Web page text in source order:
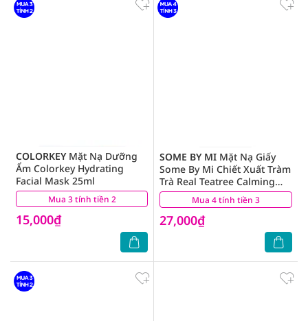
Mua 3 tính tiền 2
COLORKEYMặt Nạ Dưỡng
Ẩm Colorkey Hydrating
Facial Mask 25ml
15,000₫
(2) Mua 4 tính tiền 3
SOME BY MI Mặt Nạ Giấy
Some By Mi Chiết Xuất Tràm
Trà Real Teatree Calming
Care Mask 20g
27,000₫
(5)